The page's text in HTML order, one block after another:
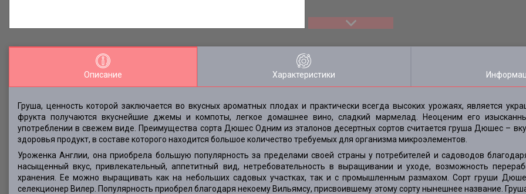
Описание Характеристики
Груша, ценность которой заключается во вкусных ароматных плодах и практически всегда высоких урожаях, является
фрукта получаются вкуснейшие джемы и компоты, легкое домашнее вино, сладкий мармелад. Неоценим его
употреблении в свежем виде. Преимущества сорта Дюшес Одним из эталонов десертных сортов считается груша Дюшес –
здоровья продукт, в составе которого находится большое количество требуемых для организма микроэлементов.
Уроженка Англии, она приобрела большую популярность за пределами своей страны у потребителей и садоводов
насыщенный вкус, привлекательный, аппетитный вид, нетребовательность в выращивании и уходе, возможность
хранения. Ее можно выращивать как на небольших садовых участках, так и с промышленным размахом. Сорт груши
селекционер Вилер. Популярность приобрел благодаря некоему Вильямсу, присвоившему этому сорту нынешнее название.